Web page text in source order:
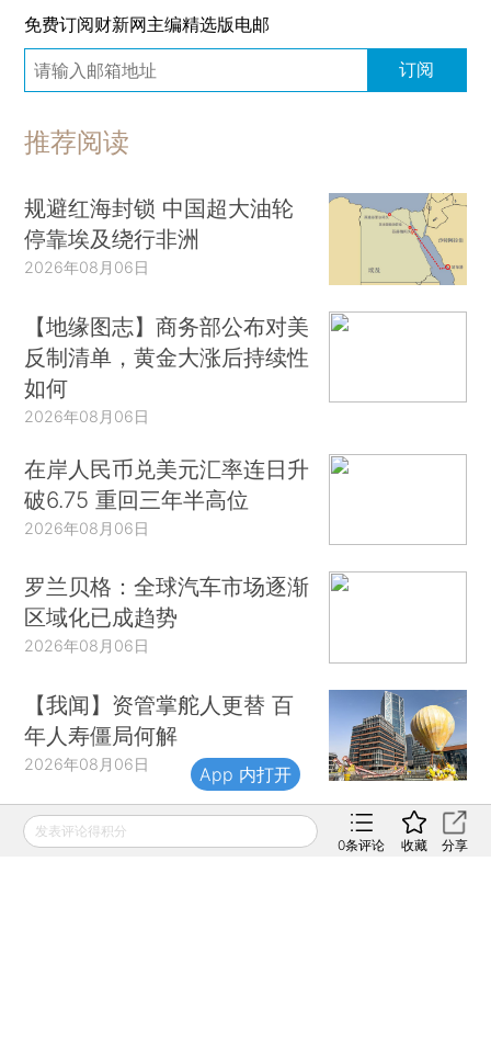
免费订阅财新网主编精选版电邮
订阅
推荐阅读
规避红海封锁 中国超大油轮
停靠埃及绕行非洲
2026年08月06日
【地缘图志】商务部公布对美
反制清单，黄金大涨后持续性
如何
2026年08月06日
在岸人民币兑美元汇率连日升
破6.75 重回三年半高位
2026年08月06日
罗兰贝格：全球汽车市场逐渐
区域化已成趋势
2026年08月06日
【我闻】资管掌舵人更替 百
年人寿僵局何解
2026年08月06日
发表评论得积分
0条评论 收藏 分享
App 内打开